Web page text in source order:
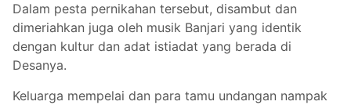
Dalam pesta pernikahan tersebut, disambut dan
dimeriahkan juga oleh musik Banjari yang identik
dengan kultur dan adat istiadat yang berada di
Desanya.
Keluarga mempelai dan para tamu undangan nampak